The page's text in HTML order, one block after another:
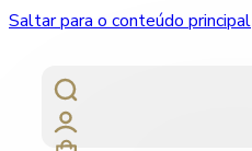
Saltar para o conteúdo principal